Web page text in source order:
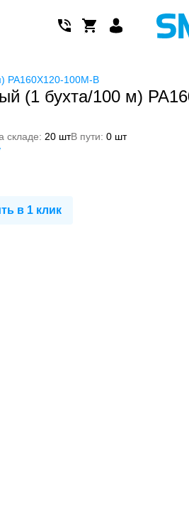
PA160X120-100M-B
(1 бухта/100 м)
складе: 20 штВ пути: 0 шт
в 1 клик